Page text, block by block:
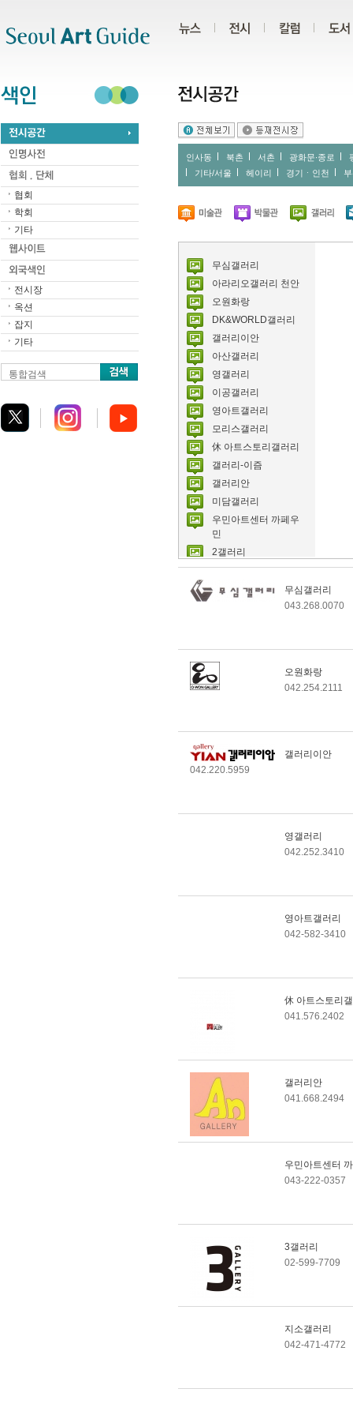
협회
학회
기타
전시장
옥션
잡지
기타
통합검색
인사동 북촌 서촌 광화문∙종로
기타/서울
헤이리 경기ㆍ인천
무심갤러리
아라리오갤러리 천안
오원화랑
DK&WORLD갤러리
갤러리이안
아산갤러리
영갤러리
이공갤러리
영아트갤러리
모리스갤러리
休 아트스토리갤러리
갤러리-이즘
갤러리안
미담갤러리
우민아트센터 까페우
민
2갤러리
3갤러리
롯데갤러리 대전점
대전시립 DMA아트센
터
아트센터고마
부소갤러리
리각미술관
팍스갤러리
신불당아트센터 M갤
무심갤러리
043.268.0070
오원화랑
042.254.2111
갤러리이안
042.220.5959
영갤러리
042.252.3410
영아트갤러리
042-582-3410
休 아트스토리
041.576.2402
갤러리안
041.668.2494
우민아트센터
043-222-0357
3갤러리
02-599-7709
지소갤러리
042-471-4772